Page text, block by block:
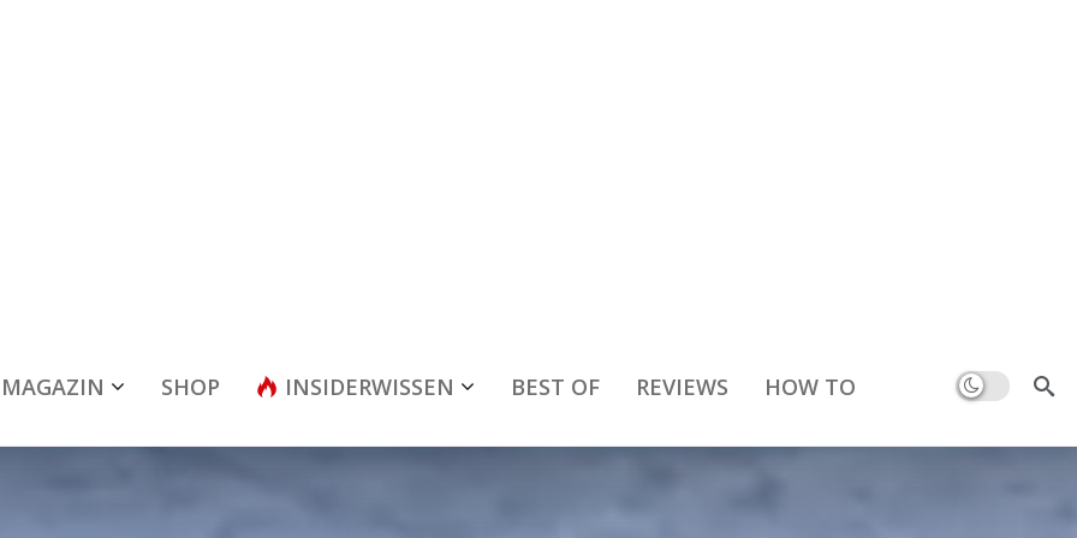
MAGAZIN SHOP INSIDERWISSEN BEST OF REVIEWS HOW TO Dark mode